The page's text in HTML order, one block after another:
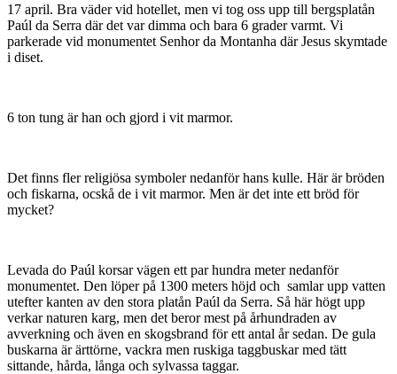
Funchal
17 april. Bra väder vid hotellet, men vi tog oss upp till bergsplatån
Paúl da Serra där det var dimma och bara 6 grader varmt. Vi
parkerade vid monumentet Senhor da Montanha där Jesus skymtade
i diset.
6 ton tung är han och gjord i vit marmor.
Det finns fler religiösa symboler nedanför hans kulle. Här är bröden
och fiskarna, ocskå de i vit marmor. Men är det inte ett bröd för
mycket?
Levada do Paúl korsar vägen ett par hundra meter nedanför
monumentet. Den löper på 1300 meters höjd och samlar upp vatten
utefter kanten av den stora platån Paúl da Serra. Så här högt upp
verkar naturen karg, men det beror mest på århundraden av
avverkning och även en skogsbrand för ett antal år sedan. De gula
buskarna är ärttörne, vackra men ruskiga taggbuskar med tätt
sittande, hårda, långa och sylvassa taggar.